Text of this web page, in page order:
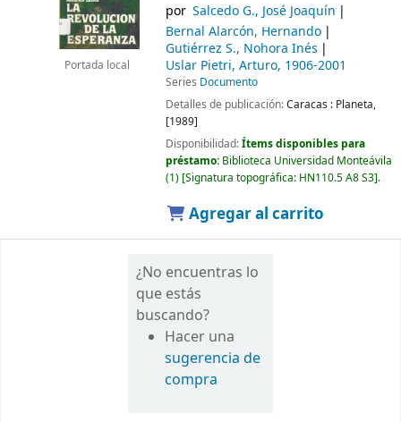
Portada local
por Salcedo G., José Joaquín
Bernal Alarcón, Hernando
Gutiérrez S., Nohora Inés
Uslar Pietri, Arturo, 1906-2001
Series Documento
Detalles de publicación:Caracas : Planeta,
[1989]
Disponibilidad:Ítems disponibles para
préstamo: Biblioteca Universidad Monteávila
(1) Signatura topográfica: HN110.5 A8 S3 .
Agregar al carrito
¿No encuentras lo
que estás
buscando?
Hacer una
sugerencia de
compra